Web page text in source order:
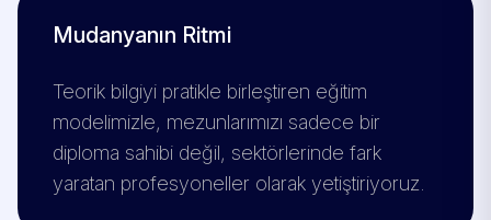
Mudanyanın Ritmi
Teorik bilgiyi pratikle birleştiren eğitim
modelimizle, mezunlarımızı sadece bir
diploma sahibi değil, sektörlerinde fark
yaratan profesyoneller olarak yetiştiriyoruz.